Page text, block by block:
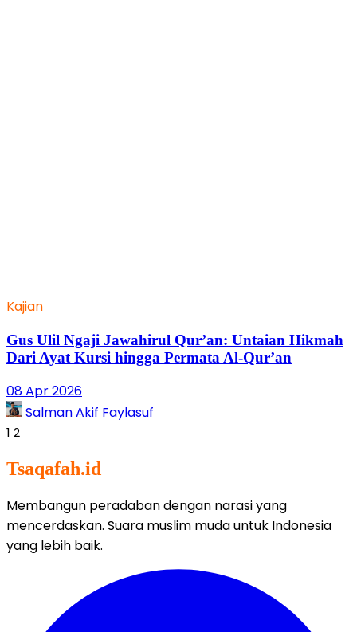
Kajian
Gus Ulil Ngaji Jawahirul Qur’an: Untaian Hikmah
Dari Ayat Kursi hingga Permata Al-Qur’an
08 Apr 2026
Salman Akif Faylasuf
1 2
Tsaqafah.id
Membangun peradaban dengan narasi yang
mencerdaskan. Suara muslim muda untuk Indonesia
yang lebih baik.